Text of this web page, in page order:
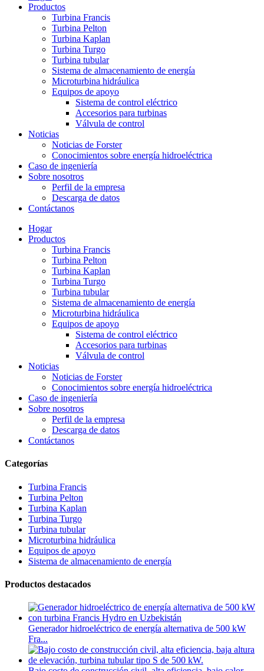
Productos
Turbina Francis
Turbina Pelton
Turbina Kaplan
Turbina Turgo
Turbina tubular
Sistema de almacenamiento de energía
Microturbina hidráulica
Equipos de apoyo
Sistema de control eléctrico
Accesorios para turbinas
Válvula de control
Noticias
Noticias de Forster
Conocimientos sobre energía hidroeléctrica
Caso de ingeniería
Sobre nosotros
Perfil de la empresa
Descarga de datos
Contáctanos
Hogar
Productos
Turbina Francis
Turbina Pelton
Turbina Kaplan
Turbina Turgo
Turbina tubular
Sistema de almacenamiento de energía
Microturbina hidráulica
Equipos de apoyo
Sistema de control eléctrico
Accesorios para turbinas
Válvula de control
Noticias
Noticias de Forster
Conocimientos sobre energía hidroeléctrica
Caso de ingeniería
Sobre nosotros
Perfil de la empresa
Descarga de datos
Contáctanos
Categorías
Turbina Francis
Turbina Pelton
Turbina Kaplan
Turbina Turgo
Turbina tubular
Microturbina hidráulica
Equipos de apoyo
Sistema de almacenamiento de energía
Productos destacados
Generador hidroeléctrico de energía alternativa de 500 kW
Fra...